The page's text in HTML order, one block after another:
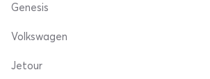
Genesis
Volkswagen
Jetour